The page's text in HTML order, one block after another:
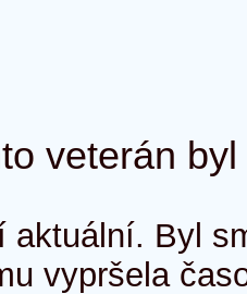
veterán
aktuální. Byl
vypršela